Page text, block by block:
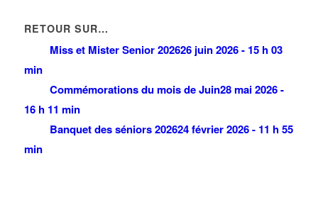
RETOUR SUR…
Miss et Mister Senior 202626 juin 2026 - 15 h 03
min
Commémorations du mois de Juin28 mai 2026 -
16 h 11 min
Banquet des séniors 202624 février 2026 - 11 h 55
min